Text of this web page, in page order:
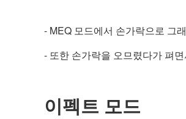
- MEQ 모드에서 손가락으로 그
- 또한 손가락을 오므렸다가 펴
이펙트 모드